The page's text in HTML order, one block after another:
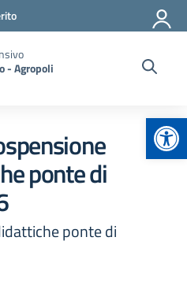
- Agropoli
ponte di
ponte di